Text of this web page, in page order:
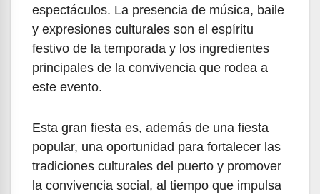
espectáculos. La presencia de música, baile
y expresiones culturales son el espíritu
festivo de la temporada y los ingredientes
principales de la convivencia que rodea a
este evento.
Esta gran fiesta es, además de una fiesta
popular, una oportunidad para fortalecer las
tradiciones culturales del puerto y promover
la convivencia social, al tiempo que impulsa